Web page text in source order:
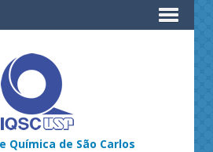
Química de São Carlos